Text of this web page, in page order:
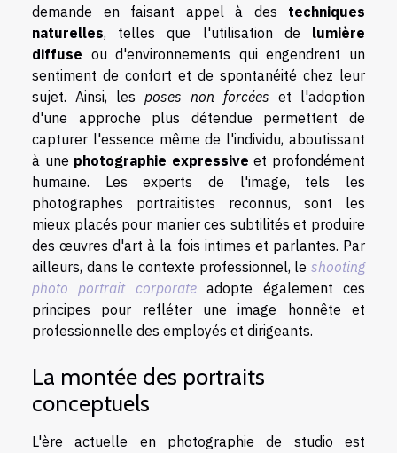
demande en faisant appel à des techniques
naturelles, telles que l'utilisation de lumière
diffuse ou d'environnements qui engendrent un
sentiment de confort et de spontanéité chez leur
sujet. Ainsi, les poses non forcées et l'adoption
d'une approche plus détendue permettent de
capturer l'essence même de l'individu, aboutissant
à une photographie expressive et profondément
humaine. Les experts de l'image, tels les
photographes portraitistes reconnus, sont les
mieux placés pour manier ces subtilités et produire
des œuvres d'art à la fois intimes et parlantes. Par
ailleurs, dans le contexte professionnel, le shooting
photo portrait corporateadopte également ces
principes pour refléter une image honnête et
professionnelle des employés et dirigeants.
La montée des portraits
conceptuels
L'ère actuelle en photographie de studio est